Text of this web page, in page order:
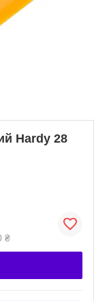
Hardy 28
₴